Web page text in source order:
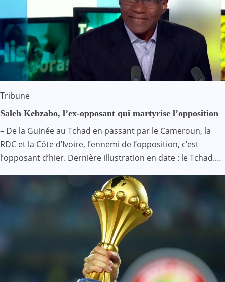
Tribune
Saleh Kebzabo, l’ex-opposant qui martyrise l’opposition
– De la Guinée au Tchad en passant par le Cameroun, la
RDC et la Côte d’Ivoire, l’ennemi de l’opposition, c’est
l’opposant d’hier. Dernière illustration en date : le Tchad.…